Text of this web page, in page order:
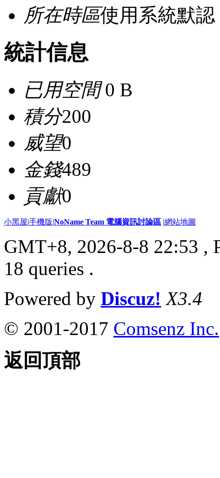
所在時區使用系統默認
統計信息
已用空間0 B
積分200
威望0
金錢489
貢獻0
小黑屋|手機版|NoName Team 電腦資訊討論區 |網站地圖
GMT+8, 2026-8-8 22:53 ,
18 queries .
Powered by Discuz! X3.4
© 2001-2017 Comsenz Inc.
返回頂部